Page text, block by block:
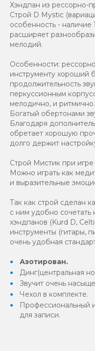
Хэндпан из рессорно-
Строй D Mystic
особенность - наличие
расширяет
мелодий.
Особенности:
инструменту хороший
продолжительность
перкуссионным
мелодично, и ритмично.
Богатый обертонами
Благодаря
обретает хорошую
долго держит
Строй Мистик при
Можно играть как
и выразительные
Так как строй сделан
с ним удобно сочетать
хэндпанов (Kurd D,
инструменты (гитары,
очень удобная
Азотирован.
Динг(центральная
Звучит очень
Чехол в комплекте.
Профессиональный
для записи.